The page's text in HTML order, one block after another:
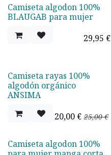
¡Nuevo!
Camiseta algodon 100%
BLAUGAB para mujer
29,95 €
Oferta - 20%
Camiseta rayas 100%
algodón orgánico
ANSIMA
20,00 € 25,00€
Camiseta algodon 100%